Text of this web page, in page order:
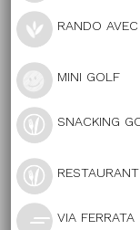
RANDO
MINI GOLF
SNACKING
RESTAURANT
VIA FERRATA